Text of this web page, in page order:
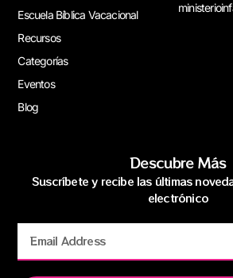
Escuela Bíblica Vacacional
Recursos
Categorías
Eventos
Blog
Descubre Más
Suscríbete y recibe las últimas
electrónico